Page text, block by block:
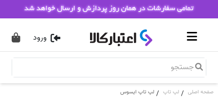
ورود
صفحه اصلی / لپ تاپ / لپ تاپ ایسوس